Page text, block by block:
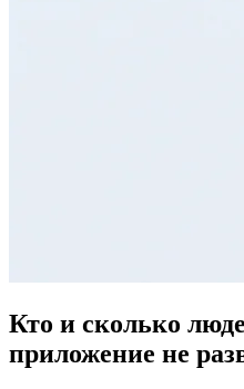
Кто и сколько
приложение не